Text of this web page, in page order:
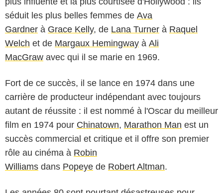
séduit les plus belles femmes de Ava
Gardner à Grace Kelly, de Lana Turner à Raquel
Welch et de Margaux Hemingway à Ali
MacGraw avec qui il se marie en 1969.
Fort de ce succès, il se lance en 1974 dans une
carrière de producteur indépendant avec toujours
autant de réussite : il est nommé à l'Oscar du meilleur
film en 1974 pour Chinatown, Marathon Man est un
succès commercial et critique et il offre son premier
rôle au cinéma à Robin
Williams dans Popeye de Robert Altman.